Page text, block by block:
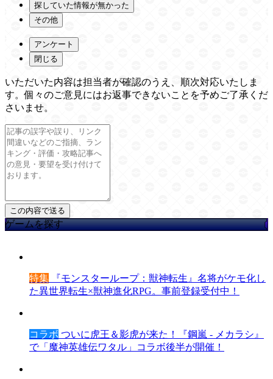
探していた情報が無かった
その他
アンケート
閉じる
いただいた内容は担当者が確認のうえ、順次対応いたしま
す。個々のご意見にはお返事できないことを予めご了承くだ
さいませ。
ゲームを探す
特集 『モンスターループ：獣神転生』名将がケモ化し
た異世界転生×獣神進化RPG。事前登録受付中！
コラボ ついに虎王＆影虎が来た！『鋼嵐 - メカラシ』
で「魔神英雄伝ワタル」コラボ後半が開催！